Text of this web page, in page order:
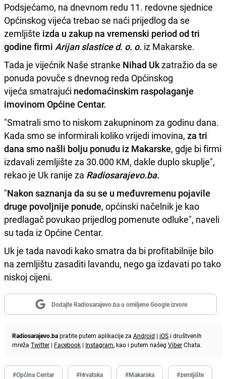
Podsjećamo, na dnevnom redu 11. redovne sjednice
Općinskog vijeća trebao se naći prijedlog da se
zemljište izda u zakup na vremenski period od tri
godine firmi Arijan slastice d. o. o. iz Makarske.
Tada je vijećnik Naše stranke Nihad Ukzatražio da se
ponuda povuče s dnevnog reda Općinskog
vijeća smatrajući nedomaćinskim raspolaganje
imovinom Općine Centar.
"Smatrali smo to niskom zakupninom za godinu dana.
Kada smo se informirali koliko vrijedi imovina, za tri
dana smo našli bolju ponudu iz Makarske, gdje bi firmi
izdavali zemljište za 30.000 KM, dakle duplo skuplje",
rekao je Uk ranije za Radiosarajevo.ba.
"Nakon saznanja da su se u međuvremenu pojavile
druge povoljnije ponude, općinski načelnik je kao
predlagač povukao prijedlog pomenute odluke", naveli
su tada iz Općine Centar.
Uk je tada navodi kako smatra da bi profitabilnije bilo
na zemljištu zasaditi lavandu, nego ga izdavati po tako
niskoj cijeni.
Dodajte Radiosarajevo.ba u omiljene Google izvore
Radiosarajevo.bapratite putem aplikacije za Android | iOS i društvenih
mreža Twitter | Facebook | Instagram, kao i putem našeg ViberChata.
#Općina Centar #Hrvatska #Makarska #zemljište